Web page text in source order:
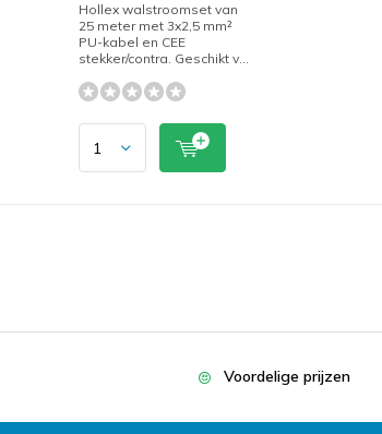
Hollex walstroomset van
25 meter met 3x2,5 mm²
PU-kabel en CEE
stekker/contra. Geschikt v...
Voordelige prijzen